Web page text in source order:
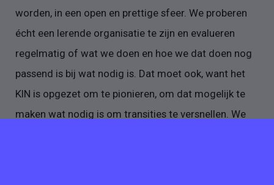
worden, in een open en prettige sfeer. We proberen
écht een lerende organisatie te zijn en evalueren
regelmatig of wat we doen en hoe we dat doen nog
passend is bij wat nodig is. Dat moet ook, want het
KIN is opgezet om te pionieren, om dat mogelijk te
maken wat nodig is om transities te versnellen. We